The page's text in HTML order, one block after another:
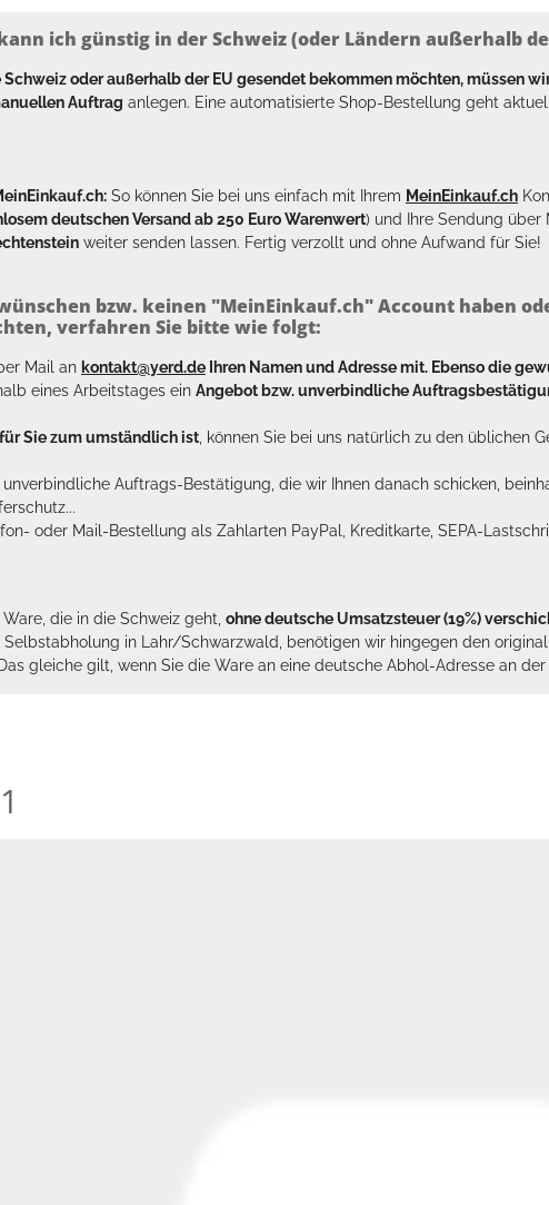
ich günstig in der Schweiz (oder Ländern außerhalb
Schweiz oder außerhalb der EU gesendet bekommen möchten, müssen
Auftrag anlegen. Eine automatisierte Shop-Bestellung geht
So können Sie bei uns einfach mit Ihrem MeinEinkauf.ch
deutschen Versand ab 250 Euro Warenwert) und Ihre Sendung über
weiter senden lassen. Fertig verzollt und ohne Aufwand für Sie!
bzw. keinen "MeinEinkauf.ch" Account haben
verfahren Sie bitte wie folgt:
Mail an kontakt@yerd.de Ihren Namen und Adresse mit. Ebenso die
eines Arbeitstages ein Angebot bzw. unverbindliche
Sie zum umständlich ist , können Sie bei uns natürlich zu den üblichen
Auftrags-Bestätigung, die wir Ihnen danach schicken,
oder Mail-Bestellung als Zahlarten PayPal, Kreditkarte, SEPA-
die in die Schweiz geht, ohne deutsche Umsatzsteuer (19%)
in Lahr/Schwarzwald, benötigen wir hingegen den
gleiche gilt, wenn Sie die Ware an eine deutsche Abhol-Adresse an